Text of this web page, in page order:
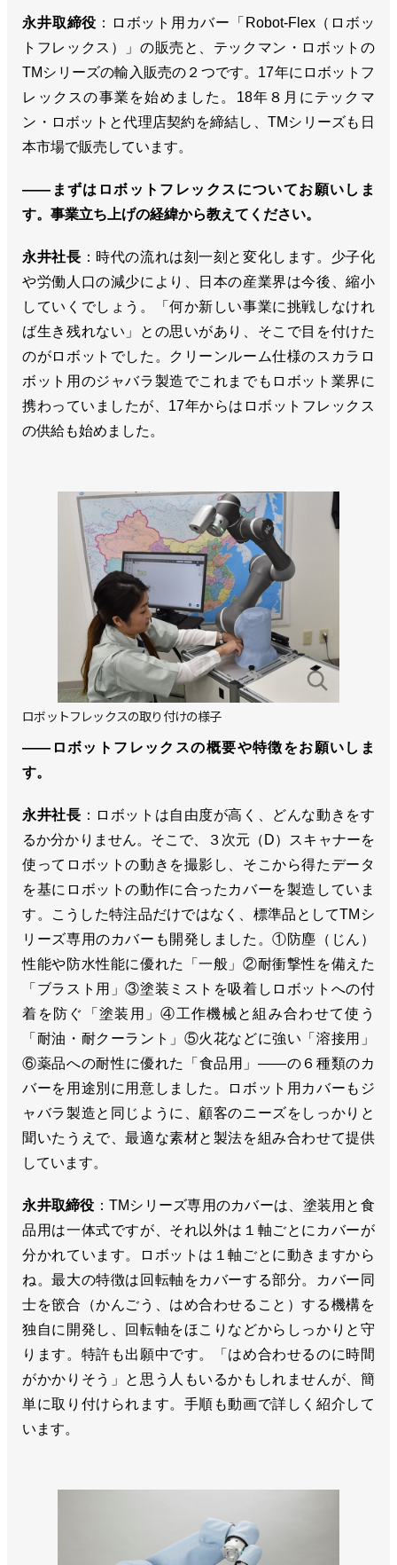
永井取締役 ：ロボット用カバー「Robot-Flex（ロボッ
トフレックス）」の販売と、テックマン・ロボットの
TMシリーズの輸入販売の２つです。17年にロボットフ
レックスの事業を始めました。18年８月にテックマ
ン・ロボットと代理店契約を締結し、TMシリーズも日
本市場で販売しています。
――まずはロボットフレックスについてお願いしま
す。事業立ち上げの経緯から教えてください。
永井社長 ：時代の流れは刻一刻と変化します。少子化
や労働人口の減少により、日本の産業界は今後、縮小
していくでしょう。「何か新しい事業に挑戦しなけれ
ば生き残れない」との思いがあり、そこで目を付けた
のがロボットでした。クリーンルーム仕様のスカラロ
ボット用のジャバラ製造でこれまでもロボット業界に
携わっていましたが、17年からはロボットフレックス
の供給も始めました。
ロボットフレックスの取り付けの様子
――ロボットフレックスの概要や特徴をお願いしま
す。
永井社長 ：ロボットは自由度が高く、どんな動きをす
るか分かりません。そこで、３次元（D）スキャナーを
使ってロボットの動きを撮影し、そこから得たデータ
を基にロボットの動作に合ったカバーを製造していま
す。こうした特注品だけではなく、標準品としてTMシ
リーズ専用のカバーも開発しました。①防塵（じん）
性能や防水性能に優れた「一般」②耐衝撃性を備えた
「ブラスト用」③塗装ミストを吸着しロボットへの付
着を防ぐ「塗装用」④工作機械と組み合わせて使う
「耐油・耐クーラント」⑤火花などに強い「溶接用」
⑥薬品への耐性に優れた「食品用」――の６種類のカ
バーを用途別に用意しました。ロボット用カバーもジ
ャバラ製造と同じように、顧客のニーズをしっかりと
聞いたうえで、最適な素材と製法を組み合わせて提供
しています。
永井取締役 ：TMシリーズ専用のカバーは、塗装用と食
品用は一体式ですが、それ以外は１軸ごとにカバーが
分かれています。ロボットは１軸ごとに動きますから
ね。最大の特徴は回転軸をカバーする部分。カバー同
士を篏合（かんごう、はめ合わせること）する機構を
独自に開発し、回転軸をほこりなどからしっかりと守
ります。特許も出願中です。「はめ合わせるのに時間
がかかりそう」と思う人もいるかもしれませんが、簡
単に取り付けられます。手順も動画で詳しく紹介して
います。